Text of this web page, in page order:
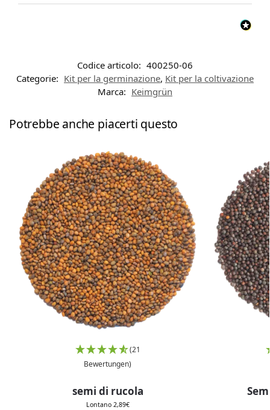
Codice articolo: 400250-06
Categorie: Kit per la germinazione, Kit per la coltivazione
Marca: Keimgrün
Potrebbe anche piacerti questo
(21
Bewertungen)
semi di rucola
Lontano 2,89€